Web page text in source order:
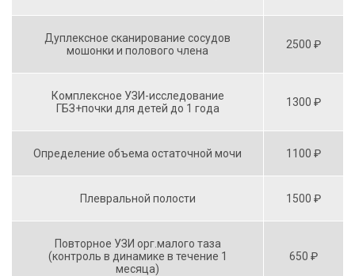
Дуплексное сканирование сосудов
мошонки и полового члена
2500 ₽
Комплексное УЗИ-исследование
ГБЗ+почки для детей до 1 года
1300 ₽
Определение объема остаточной мочи 1100 ₽
Плевральной полости 1500 ₽
Повторное УЗИ орг.малого таза
(контроль в динамике в течение 1
месяца)
650 ₽